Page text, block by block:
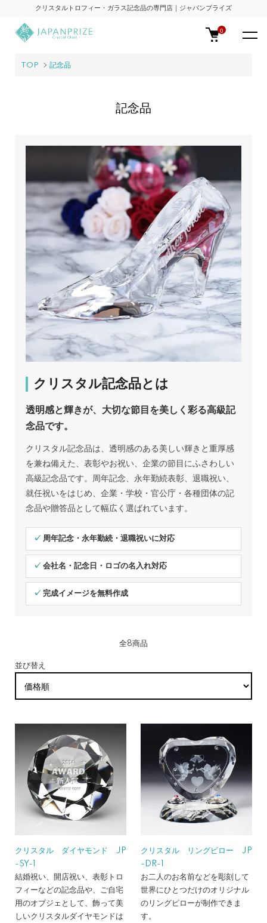
クリスタルトロフィー・ガラス記念品の専門店｜ジャパンプライズ
0
TOP 記念品
記念品
クリスタル記念品とは
透明感と輝きが、大切な節目を美しく彩る高級記
念品です。
クリスタル記念品は、透明感のある美しい輝きと重厚感
を兼ね備えた、表彰やお祝い、企業の節目にふさわしい
高級記念品です。周年記念、永年勤続表彰、退職祝い、
就任祝いをはじめ、企業・学校・官公庁・各種団体の記
念品や贈答品として幅広く選ばれています。
✓ 周年記念・永年勤続・退職祝いに対応
✓ 会社名・記念日・ロゴの名入れ対応
✓ 完成イメージを無料作成
全8商品
並び替え
クリスタル ダイヤモンド JP
-SY-1
結婚祝い、開店祝い、表彰トロ
フィーなどの記念品や、ご自宅
用のオブジェとして、飾って美
しいクリスタルダイヤモンドは
クリスタル リングピロー JP
-DR-1
お二人のお名前などを彫刻して
世界にひとつだけのオリジナル
のリングピローが制作できま
す。